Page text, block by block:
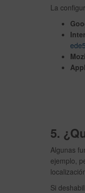
La
5.
Algunas
ejemplo,
Si